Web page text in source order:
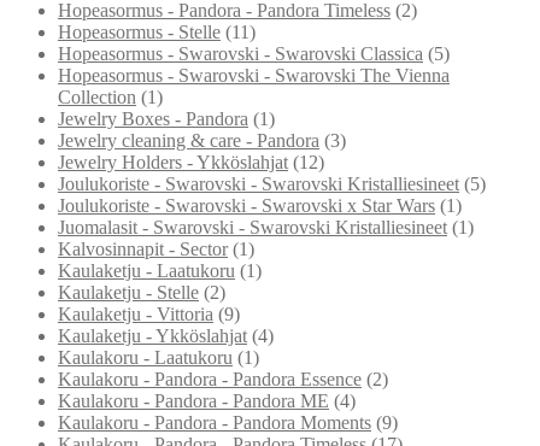
Hopeasormus - Pandora - Pandora Timeless (2)
Hopeasormus - Stelle (11)
Hopeasormus - Swarovski - Swarovski Classica (5)
Hopeasormus - Swarovski - Swarovski The Vienna
Collection (1)
Jewelry Boxes - Pandora (1)
Jewelry cleaning & care - Pandora (3)
Jewelry Holders - Ykköslahjat (12)
Joulukoriste - Swarovski - Swarovski Kristalliesineet (5)
Joulukoriste - Swarovski - Swarovski x Star Wars (1)
Juomalasit - Swarovski - Swarovski Kristalliesineet (1)
Kalvosinnapit - Sector (1)
Kaulaketju - Laatukoru (1)
Kaulaketju - Stelle (2)
Kaulaketju - Vittoria (9)
Kaulaketju - Ykköslahjat (4)
Kaulakoru - Laatukoru (1)
Kaulakoru - Pandora - Pandora Essence (2)
Kaulakoru - Pandora - Pandora ME (4)
Kaulakoru - Pandora - Pandora Moments (9)